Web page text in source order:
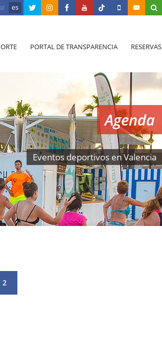
es
PORTAL DE TRANSPARENCIA RESERVAS
Agenda
Eventos deportivos en Valencia
2